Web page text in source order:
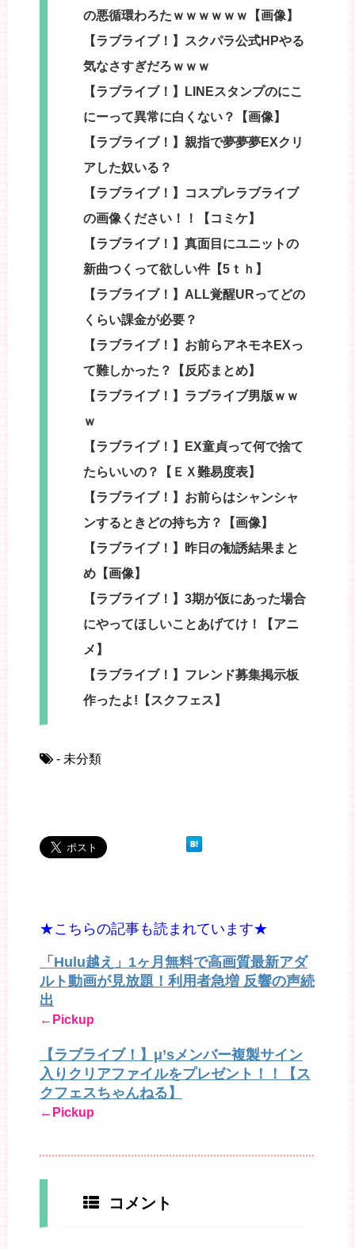
の悪循環わろたｗｗｗｗｗｗ【画像】
【ラブライブ！】スクパラ公式HPやる
気なさすぎだろｗｗｗ
【ラブライブ！】LINEスタンプのにこ
にーって異常に白くない？【画像】
【ラブライブ！】親指で夢夢夢EXクリ
アした奴いる？
【ラブライブ！】コスプレラブライブ
の画像ください！！【コミケ】
【ラブライブ！】真面目にユニットの
新曲つくって欲しい件【5ｔｈ】
【ラブライブ！】ALL覚醒URってどの
くらい課金が必要？
【ラブライブ！】お前らアネモネEXっ
て難しかった？【反応まとめ】
【ラブライブ！】ラブライブ男版ｗｗ
ｗ
【ラブライブ！】EX童貞って何で捨て
たらいいの？【ＥＸ難易度表】
【ラブライブ！】お前らはシャンシャ
ンするときどの持ち方？【画像】
【ラブライブ！】昨日の勧誘結果まと
め【画像】
【ラブライブ！】3期が仮にあった場合
にやってほしいことあげてけ！【アニ
メ】
【ラブライブ！】フレンド募集掲示板
作ったよ!【スクフェス】
- 未分類
★こちらの記事も読まれています★
「Hulu越え」1ヶ月無料で高画質最新アダ
ルト動画が見放題！利用者急増 反響の声続
出
←Pickup
【ラブライブ！】μ’sメンバー複製サイン
入りクリアファイルをプレゼント！！【ス
クフェスちゃんねる】
←Pickup
コメント